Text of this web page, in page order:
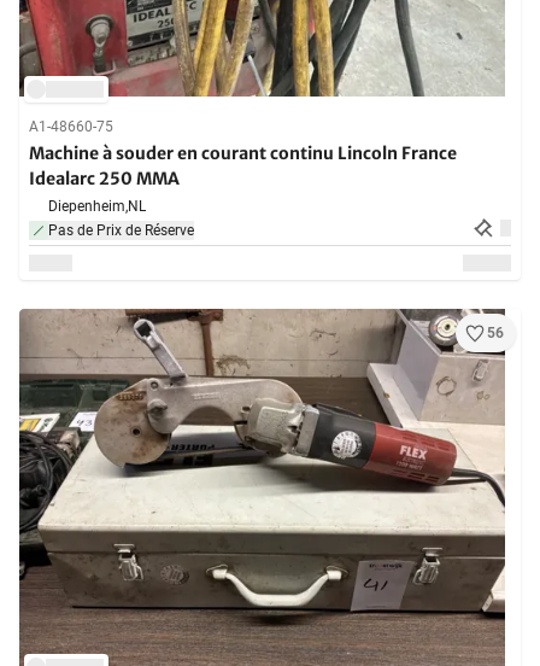
A1-48660-75
Machine à souder en courant continu Lincoln France
Idealarc 250 MMA
Diepenheim,NL
Pas de Prix de Réserve
56